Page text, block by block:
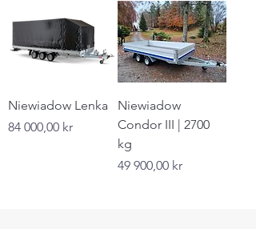
Niewiadow Lenka
Pris
84 000,00 kr
Niewiadow
Condor III | 2700
kg
Pris
49 900,00 kr